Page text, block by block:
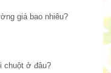
giá bao nhiêu?
chuột ở đâu?